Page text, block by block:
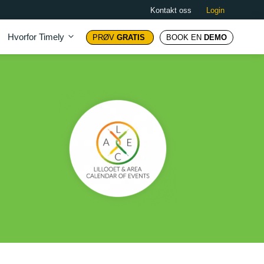
Kontakt oss Login
Hvorfor Timely PRØV GRATIS BOOK EN DEMO